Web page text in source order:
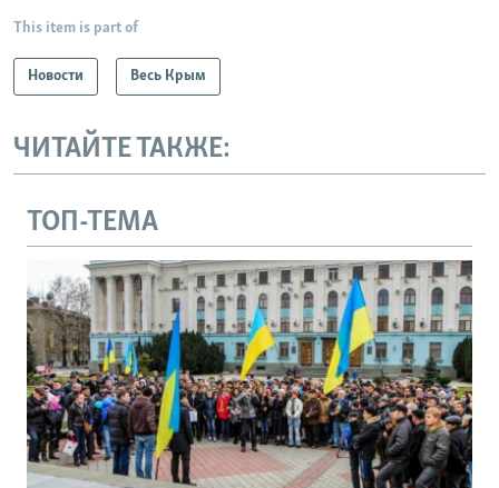
This item is part of
Новости Весь Крым
ЧИТАЙТЕ ТАКЖЕ:
ТОП-ТЕМА